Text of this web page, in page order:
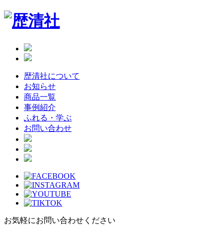
Skip
content
歴清社について
お知らせ
商品一覧
事例紹介
ふれる・学ぶ
お問い合わせ
お気軽にお問い合わせください